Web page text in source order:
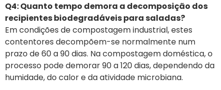
Q4: Quanto tempo demora a decomposição dos
recipientes biodegradáveis para saladas?
Em condições de compostagem industrial, estes
contentores decompõem-se normalmente num
prazo de 60 a 90 dias. Na compostagem doméstica, o
processo pode demorar 90 a 120 dias, dependendo da
humidade, do calor e da atividade microbiana.